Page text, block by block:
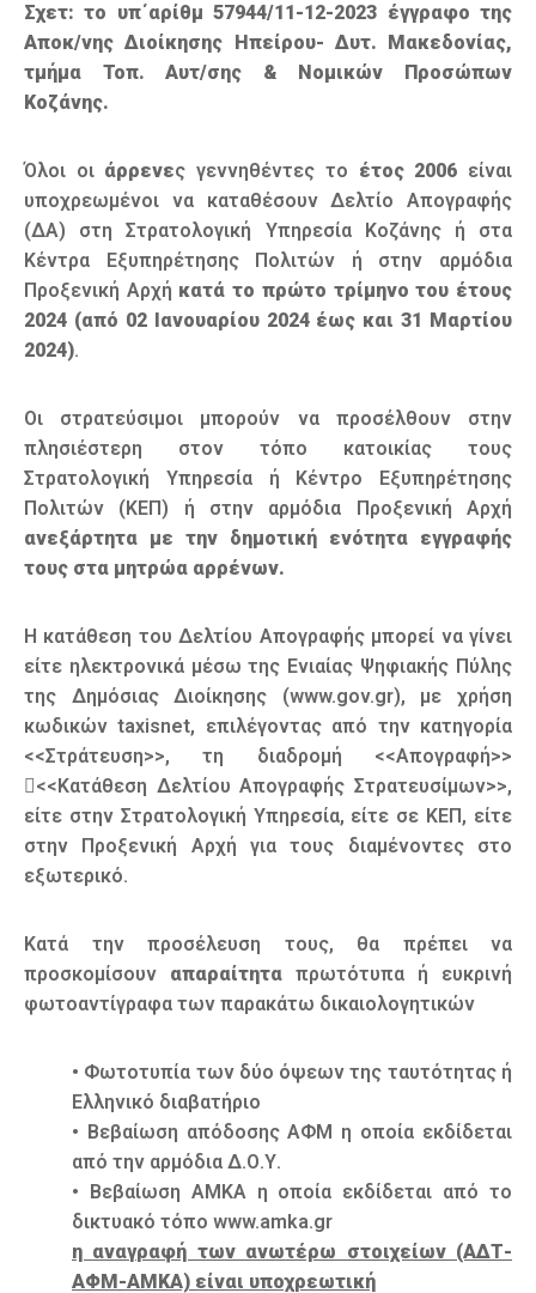
Σχετ: το υπ΄αρίθμ 57944/11-12-2023 έγγραφο της
Αποκ/νης Διοίκησης Ηπείρου- Δυτ. Μακεδονίας,
τμήμα Τοπ. Αυτ/σης & Νομικών Προσώπων
Κοζάνης.
Όλοι οι άρρενες γεννηθέντες το έτος 2006 είναι
υποχρεωμένοι να καταθέσουν Δελτίο Απογραφής
(ΔΑ) στη Στρατολογική Υπηρεσία Κοζάνης ή στα
Κέντρα Εξυπηρέτησης Πολιτών ή στην αρμόδια
Προξενική Αρχή κατά το πρώτο τρίμηνο του έτους
2024 (από 02 Ιανουαρίου 2024 έως και 31 Μαρτίου
2024).
Οι στρατεύσιμοι μπορούν να προσέλθουν στην
πλησιέστερη στον τόπο κατοικίας τους
Στρατολογική Υπηρεσία ή Κέντρο Εξυπηρέτησης
Πολιτών (ΚΕΠ) ή στην αρμόδια Προξενική Αρχή
ανεξάρτητα με την δημοτική ενότητα εγγραφής
τους στα μητρώα αρρένων.
Η κατάθεση του Δελτίου Απογραφής μπορεί να γίνει
είτε ηλεκτρονικά μέσω της Ενιαίας Ψηφιακής Πύλης
της Δημόσιας Διοίκησης (www.gov.gr), με χρήση
κωδικών taxisnet, επιλέγοντας από την κατηγορία
<<Στράτευση>>, τη διαδρομή <<Απογραφή>>
<<Κατάθεση Δελτίου Απογραφής Στρατευσίμων>>,
είτε στην Στρατολογική Υπηρεσία, είτε σε ΚΕΠ, είτε
στην Προξενική Αρχή για τους διαμένοντες στο
εξωτερικό.
Κατά την προσέλευση τους, θα πρέπει να
προσκομίσουν απαραίτητα πρωτότυπα ή ευκρινή
φωτοαντίγραφα των παρακάτω δικαιολογητικών
• Φωτοτυπία των δύο όψεων της ταυτότητας ή
Ελληνικό διαβατήριο
• Βεβαίωση απόδοσης ΑΦΜ η οποία εκδίδεται
από την αρμόδια Δ.Ο.Υ.
• Βεβαίωση ΑΜΚΑ η οποία εκδίδεται από το
δικτυακό τόπο www.amka.gr
η αναγραφή των ανωτέρω στοιχείων (ΑΔΤ-
ΑΦΜ-ΑΜΚΑ) είναι υποχρεωτική